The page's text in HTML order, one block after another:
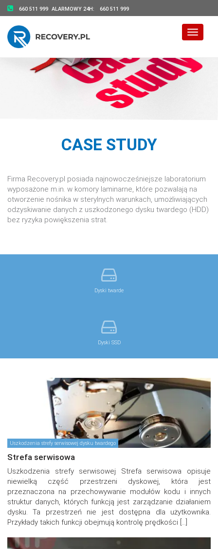
660 511 999 ALARMOWY 24H: 660 511 999
Toggle
CASE STUDY
Firma Recovery.pl posiada najnowocześniejsze laboratorium
wyposażone m.in. w komory laminarne, które pozwalają na
otworzenie nośnika w sterylnych warunkach, umożliwiających
odzyskiwanie danych z uszkodzonego dysku twardego (HDD)
bez ryzyka powiększenia strat.
Dyski twarde
Dyski SSD
Uszkodzenia strefy serwisowej dysku twardego
Strefa serwisowa
Uszkodzenia strefy serwisowej Strefa serwisowa opisuje
niewielką część przestrzeni dyskowej, która jest
przeznaczona na przechowywanie modułów kodu i innych
struktur danych, których funkcją jest zarządzanie działaniem
dysku. Ta przestrzeń nie jest dostępna dla użytkownika.
Przykłady takich funkcji obejmują kontrolę prędkości […]